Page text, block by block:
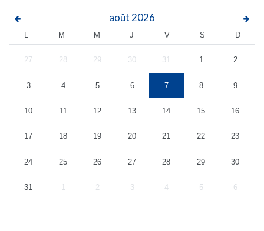
août 2026
L M M J V S D
27 28 29 30 31 1 2
3 4 5 6 7 8 9
10 11 12 13 14 15 16
17 18 19 20 21 22 23
24 25 26 27 28 29 30
31 1 2 3 4 5 6